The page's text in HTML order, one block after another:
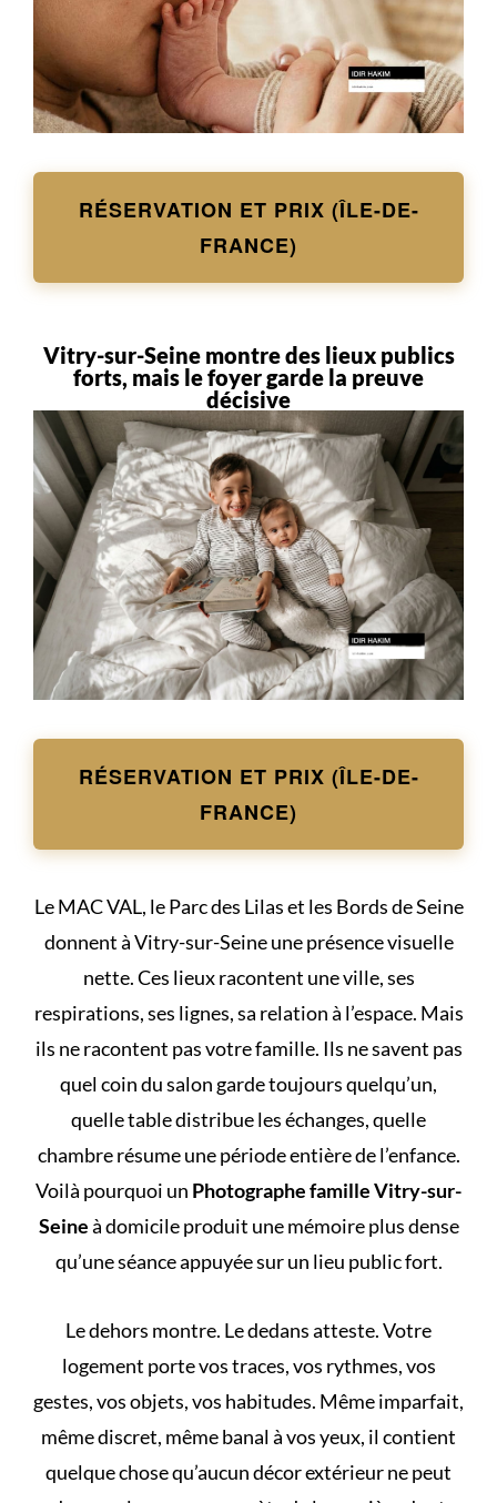
RÉSERVATION ET PRIX (ÎLE-DE-
FRANCE)
Vitry-sur-Seine montre des lieux publics
forts, mais le foyer garde la preuve
décisive
RÉSERVATION ET PRIX (ÎLE-DE-
FRANCE)
Le MAC VAL, le Parc des Lilas et les Bords de Seine
donnent à Vitry-sur-Seine une présence visuelle
nette. Ces lieux racontent une ville, ses
respirations, ses lignes, sa relation à l’espace. Mais
ils ne racontent pas votre famille. Ils ne savent pas
quel coin du salon garde toujours quelqu’un,
quelle table distribue les échanges, quelle
chambre résume une période entière de l’enfance.
Voilà pourquoi un Photographe famille Vitry-sur-
Seineà domicile produit une mémoire plus dense
qu’une séance appuyée sur un lieu public fort.
Le dehors montre. Le dedans atteste. Votre
logement porte vos traces, vos rythmes, vos
gestes, vos objets, vos habitudes. Même imparfait,
même discret, même banal à vos yeux, il contient
quelque chose qu’aucun décor extérieur ne peut